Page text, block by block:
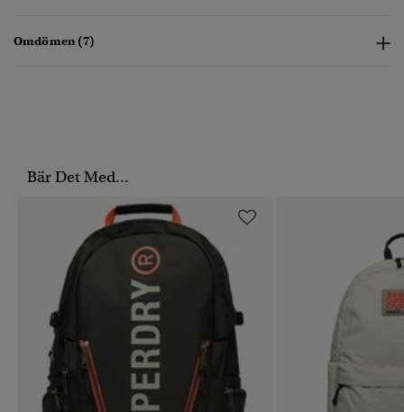
Omdömen (7)
Bär Det Med...